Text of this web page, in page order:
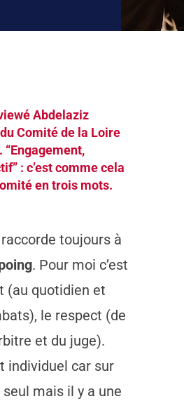
Abdelaziz
Comité de la Loire
“Engagement,
: c’est comme cela
en trois mots.
toujours à
. Pour moi c’est
(au quotidien et
le respect (de
et du juge).
individuel car sur
mais il y a une